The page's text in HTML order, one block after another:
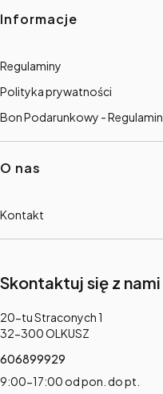
Informacje
Regulaminy
Polityka prywatności
Bon Podarunkowy - Regulamin
O nas
Kontakt
Skontaktuj się z nami
Adres:
20-tu Straconych 1
32-300 OLKUSZ
606899929
9:00-17:00 od pon. do pt.